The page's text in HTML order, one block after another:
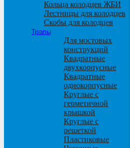
Кольца колодцев ЖБИ
Лестницы для колодцев
Скобы для колодцев
Трапы
Для мостовых
конструкций
Квадратные
двухкорпусные
Квадратные
однокорпусные
Круглые с
герметичной
крышкой
Круглые с
решеткой
Пластиковые